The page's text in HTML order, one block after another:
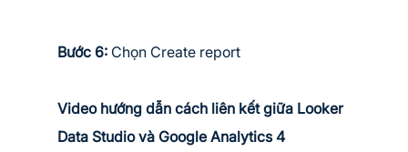
Bước 6: Chọn Create report
Video hướng dẫn cách liên kết giữa Looker
Data Studio và Google Analytics 4